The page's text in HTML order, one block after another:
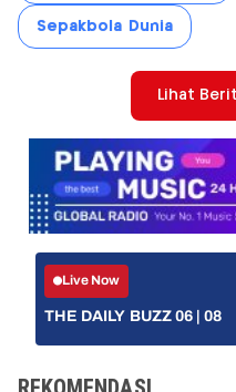
Sepakbola Dunia
Lihat
Live Now
THE DAILY BUZZ 06 | 08